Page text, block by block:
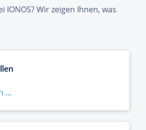
IONOS? Wir zeigen Ihnen, was
...